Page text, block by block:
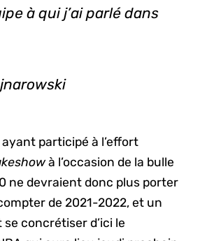
à qui j’ai parlé dans
participé à l’effort
à l’occasion de la bulle
ne devraient donc plus porter
de 2021-2022, et un
concrétiser d’ici le